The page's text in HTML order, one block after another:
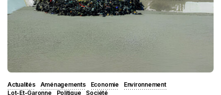
Actualités Aménagements Economie
Environnement
Lot-Et-Garonne
Politique Société